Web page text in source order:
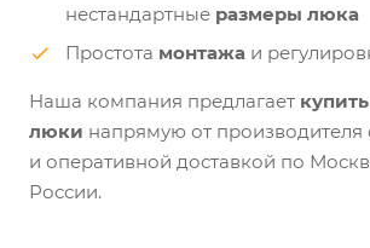
нестандартные размеры люка
Простота монтажа и
Наша компания предлагает
люки напрямую от производителя
и оперативной доставкой по
России.